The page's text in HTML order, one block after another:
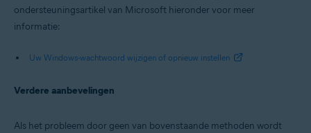
ondersteuningsartikel van Microsoft hieronder voor meer
informatie:
Uw Windows-wachtwoord wijzigen of opnieuw instellen
Verdere aanbevelingen
Als het probleem door geen van bovenstaande methoden wordt